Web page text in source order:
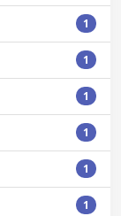
1
1
1
1
1
1